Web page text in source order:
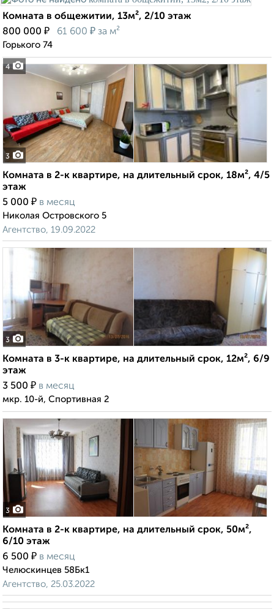
4
Комната в общежитии, 13м², 2/10 этаж
800 000 ₽ 61 600 ₽ за м²
Горького 74
3
Комната в 2-к квартире, на длительный срок, 18м², 4/5
этаж
5 000 ₽ в месяц
Николая Островского 5
Агентство, 19.09.2022
3
Комната в 3-к квартире, на длительный срок, 12м², 6/9
этаж
3 500 ₽ в месяц
мкр. 10-й, Спортивная 2
3
Комната в 2-к квартире, на длительный срок, 50м²,
6/10 этаж
6 500 ₽ в месяц
Челюскинцев 58Бк1
Агентство, 25.03.2022